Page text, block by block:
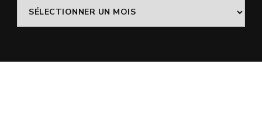
Archives